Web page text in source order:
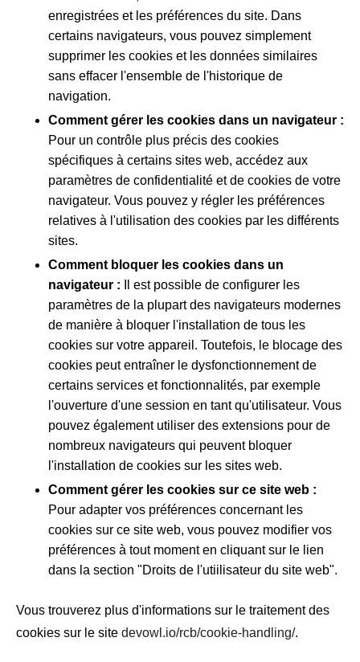
enregistrées et les préférences du site. Dans
certains navigateurs, vous pouvez simplement
supprimer les cookies et les données similaires
sans effacer l'ensemble de l'historique de
navigation.
Comment gérer les cookies dans un navigateur :
Pour un contrôle plus précis des cookies
spécifiques à certains sites web, accédez aux
paramètres de confidentialité et de cookies de votre
navigateur. Vous pouvez y régler les préférences
relatives à l'utilisation des cookies par les différents
sites.
Comment bloquer les cookies dans un
navigateur : Il est possible de configurer les
paramètres de la plupart des navigateurs modernes
de manière à bloquer l'installation de tous les
cookies sur votre appareil. Toutefois, le blocage des
cookies peut entraîner le dysfonctionnement de
certains services et fonctionnalités, par exemple
l'ouverture d'une session en tant qu'utilisateur. Vous
pouvez également utiliser des extensions pour de
nombreux navigateurs qui peuvent bloquer
l'installation de cookies sur les sites web.
Comment gérer les cookies sur ce site web :
Pour adapter vos préférences concernant les
cookies sur ce site web, vous pouvez modifier vos
préférences à tout moment en cliquant sur le lien
dans la section "Droits de l'utiilisateur du site web".
Vous trouverez plus d'informations sur le traitement des
cookies sur le site devowl.io/rcb/cookie-handling/.